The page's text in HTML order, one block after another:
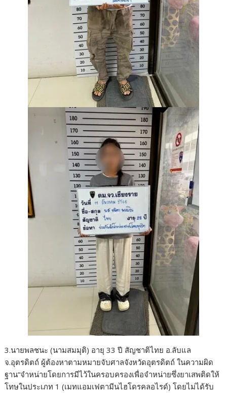
3.นายพลชนะ (นามสมมุติ) อายุ 33 ปี สัญชาติไทย อ.ลับแล
จ.อุตรดิตถ์ ผู้ต้องหาตามหมายจับศาลจังหวัดอุตรดิตถ์ ในความผิด
ฐาน“จำหน่ายโดยการมีไว้ในครอบครองเพื่อจำหน่ายซึ่งยาเสพติดให้
โทษในประเภท 1 (เมทแอมเฟตามีนไฮโดรคลอไรด์) โดยไม่ได้รับ